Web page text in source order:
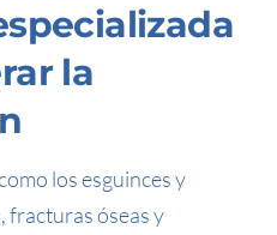
la
los esguinces y
fracturas óseas y